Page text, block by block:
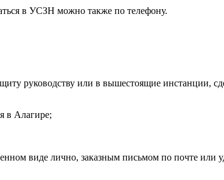
в УСЗН можно также по телефону.
руководству или в вышестоящие инстанции,
в Алагире;
виде лично, заказным письмом по почте или